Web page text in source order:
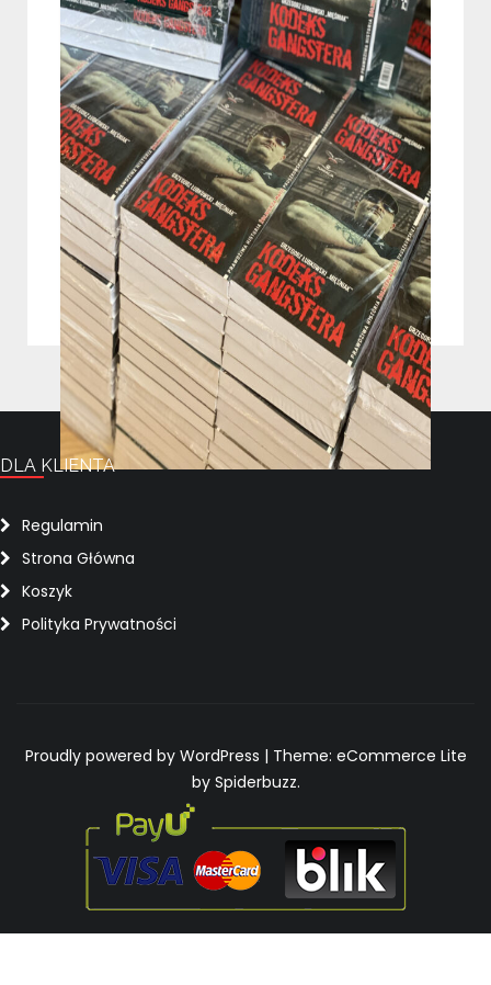
Kodeks Gangstera – Historia
Żołnierza Mafii Pruszkowskiej I
KSIĄŻKA
59,99zł– 69,99zł
DLA KLIENTA
Regulamin
Strona Główna
Koszyk
Polityka Prywatności
Proudly powered by WordPress | Theme: eCommerce Lite
by Spiderbuzz.